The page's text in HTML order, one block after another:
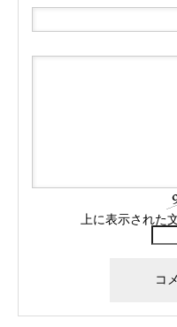
上に表示された